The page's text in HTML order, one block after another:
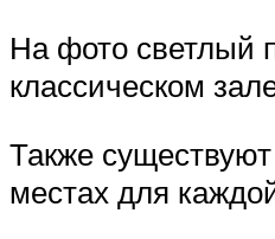
На фото светлый
классическом
Также
местах для